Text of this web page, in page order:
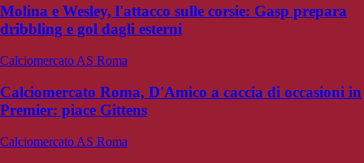
Molina e Wesley, l'attacco sulle corsie: Gasp prepara
dribbling e gol dagli esterni
Calciomercato AS Roma
Calciomercato Roma, D'Amico a caccia di occasioni in
Premier: piace Gittens
Calciomercato AS Roma